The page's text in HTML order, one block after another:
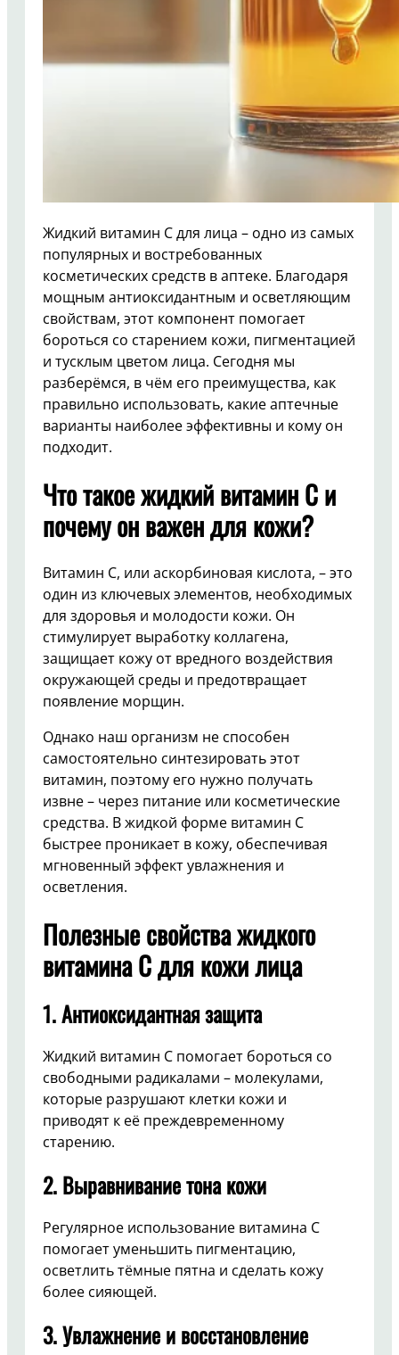
Жидкий витамин C для лица – одно из самых
популярных и востребованных
косметических средств в аптеке. Благодаря
мощным антиоксидантным и осветляющим
свойствам, этот компонент помогает
бороться со старением кожи, пигментацией
и тусклым цветом лица. Сегодня мы
разберёмся, в чём его преимущества, как
правильно использовать, какие аптечные
варианты наиболее эффективны и кому он
подходит.
Что такое жидкий витамин C и
почему он важен для кожи?
Витамин C, или аскорбиновая кислота, – это
один из ключевых элементов, необходимых
для здоровья и молодости кожи. Он
стимулирует выработку коллагена,
защищает кожу от вредного воздействия
окружающей среды и предотвращает
появление морщин.
Однако наш организм не способен
самостоятельно синтезировать этот
витамин, поэтому его нужно получать
извне – через питание или косметические
средства. В жидкой форме витамин C
быстрее проникает в кожу, обеспечивая
мгновенный эффект увлажнения и
осветления.
Полезные свойства жидкого
витамина C для кожи лица
1.Антиоксидантная защита
Жидкий витамин C помогает бороться со
свободными радикалами – молекулами,
которые разрушают клетки кожи и
приводят к её преждевременному
старению.
2.Выравнивание тона кожи
Регулярное использование витамина C
помогает уменьшить пигментацию,
осветлить тёмные пятна и сделать кожу
более сияющей.
3.Увлажнение и восстановление